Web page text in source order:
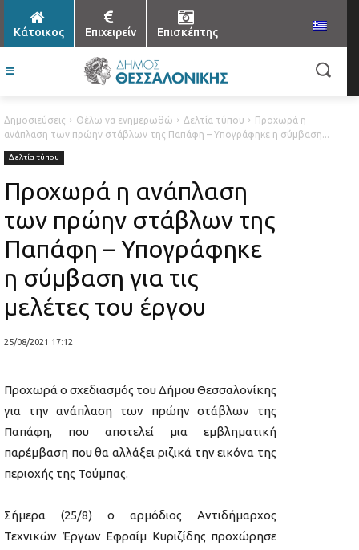
Κάτοικος Επιχειρείν Επισκέπτης
Δημοσιεύσεις Θέλω να ενημερωθώ Δελτία τύπου
Προχωρά η
ανάπλαση των πρώην στάβλων της Παπάφη – Υπογράφηκε η σύμβαση...
Δελτία τύπου
Προχωρά η ανάπλαση
των πρώην στάβλων της
Παπάφη – Υπογράφηκε
η σύμβαση για τις
μελέτες του έργου
25/08/2021 17:12
Προχωρά ο σχεδιασμός του Δήμου Θεσσαλονίκης
για την ανάπλαση των πρώην στάβλων της
Παπάφη, που αποτελεί μια εμβληματική
παρέμβαση που θα αλλάξει ριζικά την εικόνα της
περιοχής της Τούμπας.
Σήμερα (25/8) ο αρμόδιος Αντιδήμαρχος
Τεχνικών Έργων Εφραίμ Κυριζίδης προχώρησε